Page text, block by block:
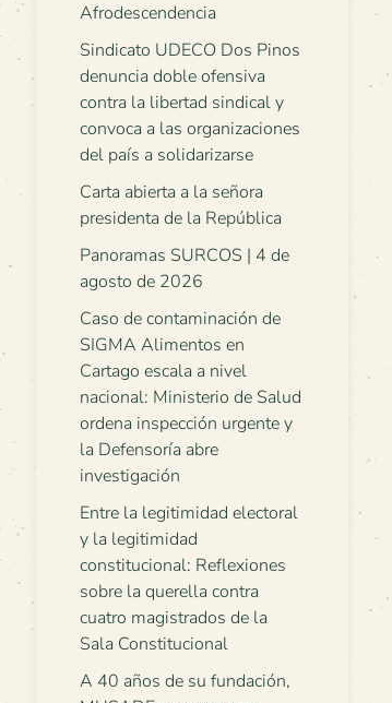
Afrodescendencia
Sindicato UDECO Dos Pinos
denuncia doble ofensiva
contra la libertad sindical y
convoca a las organizaciones
del país a solidarizarse
Carta abierta a la señora
presidenta de la República
Panoramas SURCOS | 4 de
agosto de 2026
Caso de contaminación de
SIGMA Alimentos en
Cartago escala a nivel
nacional: Ministerio de Salud
ordena inspección urgente y
la Defensoría abre
investigación
Entre la legitimidad electoral
y la legitimidad
constitucional: Reflexiones
sobre la querella contra
cuatro magistrados de la
Sala Constitucional
A 40 años de su fundación,